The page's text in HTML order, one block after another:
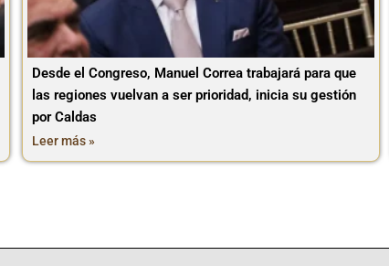
Desde el Congreso, Manuel Correa trabajará para que
las regiones vuelvan a ser prioridad, inicia su gestión
por Caldas
Leer más »